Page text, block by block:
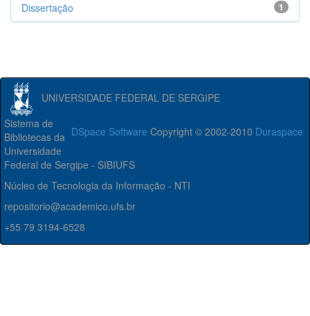
1
Dissertação
UNIVERSIDADE FEDERAL DE SERGIPE
DSpace Software Copyright © 2002-2010 Duraspace
Sistema de
Bibliotecas da
Universidade
Federal de Sergipe - SIBIUFS
Núcleo de Tecnologia da Informação - NTI
repositorio@academico.ufs.br
+55 79 3194-6528